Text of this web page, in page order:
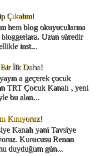
Çıkalım!
hem blog okuyucularına
Uzun süredir
inst...
İlk Daha!
a geçerek çocuk
TRT Çocuk Kanalı , yeni
bu alan...
Kınıyoruz!
Kanalı yani Tavsiye
Kurucusu Renan
duyduğum gün...